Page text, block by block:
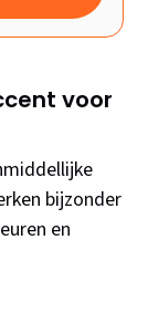
voor
bijzonder
en